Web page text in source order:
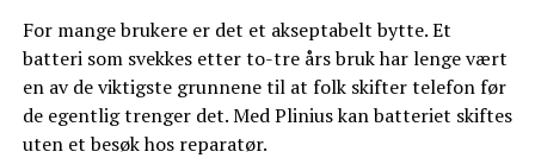
For mange brukere er det et akseptabelt bytte. Et
batteri som svekkes etter to-tre års bruk har lenge vært
en av de viktigste grunnene til at folk skifter telefon før
de egentlig trenger det. Med Plinius kan batteriet skiftes
uten et besøk hos reparatør.